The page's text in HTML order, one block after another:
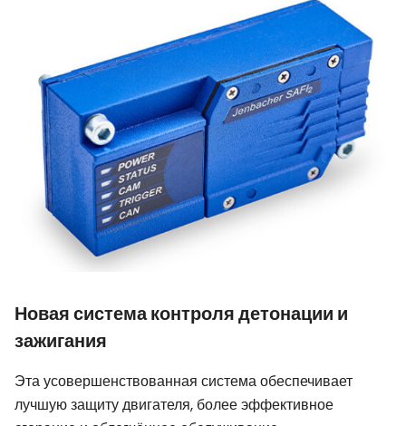
Новая система контроля детонации и
зажигания
Эта усовершенствованная система обеспечивает
лучшую защиту двигателя, более эффективное